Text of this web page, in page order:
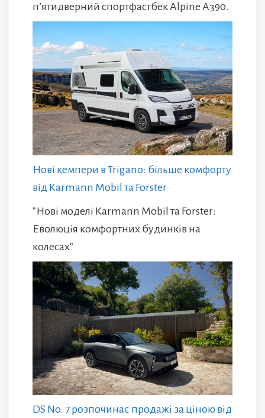
п’ятидверний спортфастбек Alpine A390.
Нові кемпери в Trigano: більше комфорту
від Karmann Mobil та Forster
"Нові моделі Karmann Mobil та Forster:
Еволюція комфортних будинків на
колесах"
DS No. 7 розпочинає продажі за ціною від